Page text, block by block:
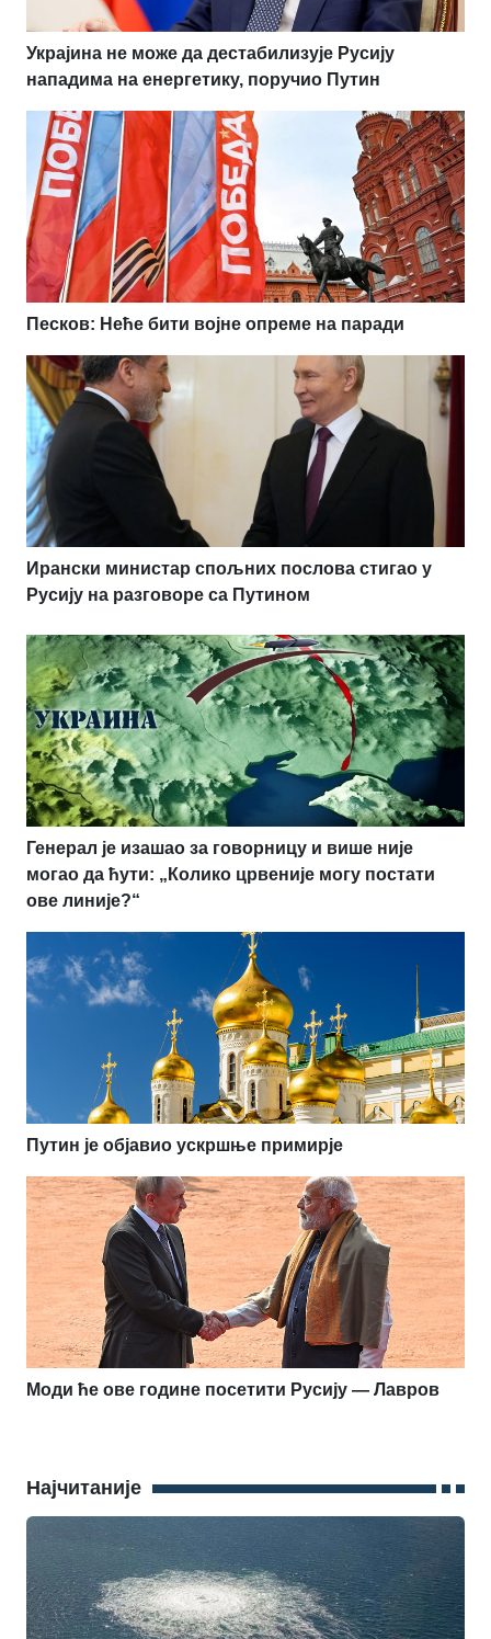
Украјина не може да дестабилизује Русију
нападима на енергетику, поручио Путин
Песков: Неће бити војне опреме на паради
Ирански министар спољних послова стигао у
Русију на разговоре са Путином
Генерал је изашао за говорницу и више није
могао да ћути: „Колико црвеније могу постати
ове линије?“
Путин је објавио ускршње примирје
Моди ће ове године посетити Русију — Лавров
Најчитаније